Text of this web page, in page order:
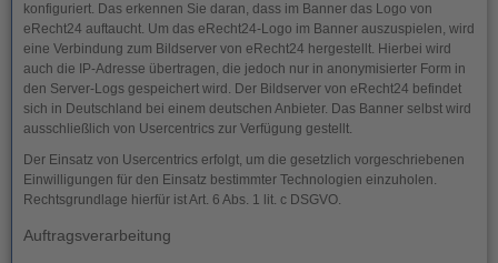
konfiguriert. Das erkennen Sie daran, dass im Banner das Logo von
eRecht24 auftaucht. Um das eRecht24-Logo im Banner auszuspielen, wird
eine Verbindung zum Bildserver von eRecht24 hergestellt. Hierbei wird
auch die IP-Adresse übertragen, die jedoch nur in anonymisierter Form in
den Server-Logs gespeichert wird. Der Bildserver von eRecht24 befindet
sich in Deutschland bei einem deutschen Anbieter. Das Banner selbst wird
ausschließlich von Usercentrics zur Verfügung gestellt.
Der Einsatz von Usercentrics erfolgt, um die gesetzlich vorgeschriebenen
Einwilligungen für den Einsatz bestimmter Technologien einzuholen.
Rechtsgrundlage hierfür ist Art. 6 Abs. 1 lit. c DSGVO.
Auftragsverarbeitung